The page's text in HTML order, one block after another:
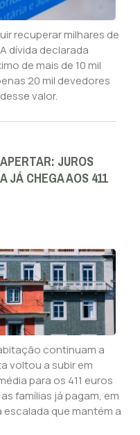
recuperar milhares de
dívida declarada
de mais de 10 mil
20 mil devedores
valor.
JUROS
JÁ CHEGA AOS 411
continuam a
voltou a subir em
para os 411 euros
famílias já pagam, em
escalada que mantém a